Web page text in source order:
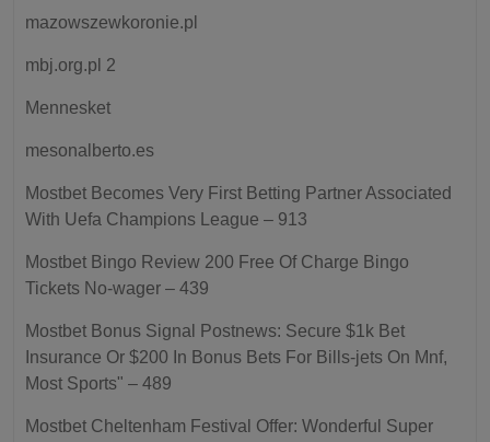
mazowszewkoronie.pl
mbj.org.pl 2
Mennesket
mesonalberto.es
Mostbet Becomes Very First Betting Partner Associated
With Uefa Champions League – 913
Mostbet Bingo Review 200 Free Of Charge Bingo
Tickets No-wager – 439
Mostbet Bonus Signal Postnews: Secure $1k Bet
Insurance Or $200 In Bonus Bets For Bills-jets On Mnf,
Most Sports" – 489
Mostbet Cheltenham Festival Offer: Wonderful Super